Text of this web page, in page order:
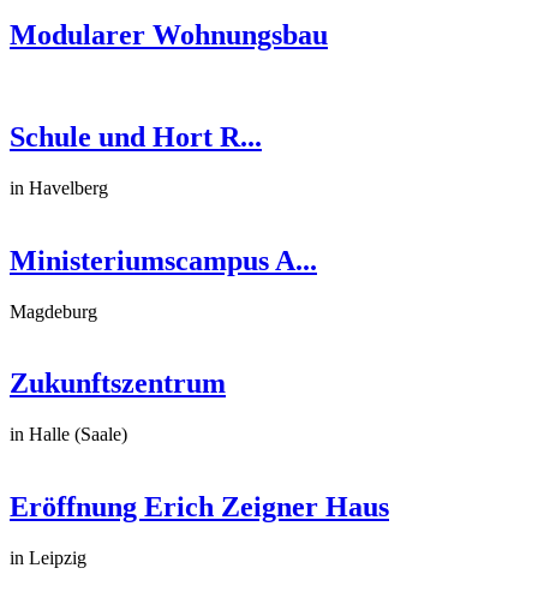
Modularer Wohnungsbau
Schule und Hort R...
in Havelberg
Ministeriumscampus A...
Magdeburg
Zukunftszentrum
in Halle (Saale)
Eröffnung Erich Zeigner Haus
in Leipzig